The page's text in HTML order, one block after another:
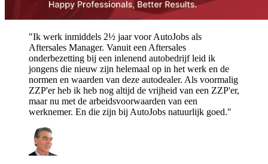
"Ik werk inmiddels 2½ jaar voor AutoJobs als
Aftersales Manager. Vanuit een Aftersales
onderbezetting bij een inlenend autobedrijf leid ik
jongens die nieuw zijn helemaal op in het werk en de
normen en waarden van deze autodealer. Als voormalig
ZZP'er heb ik heb nog altijd de vrijheid van een ZZP'er,
maar nu met de arbeidsvoorwaarden van een
werknemer. En die zijn bij AutoJobs natuurlijk goed."